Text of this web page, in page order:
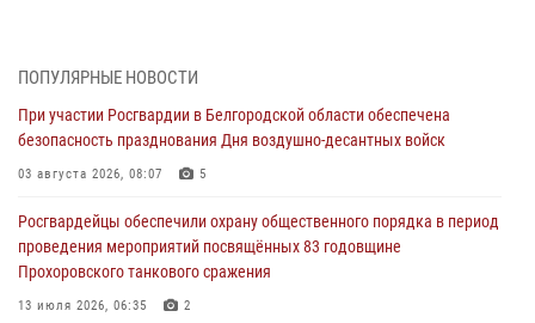
Подвиги героев‑росгвардейцев увековечили в новой музейной
экспозиции белгородского музея‑диорамы «Курская битва.
06 августа 2026, 12:05 3
В Белгороде росгвардейцы проверяют готовность спортивных школ
областного центра к новому учебному году
ПОПУЛЯРНЫЕ НОВОСТИ
При участии Росгвардии в Белгородской области обеспечена
безопасность празднования Дня воздушно-десантных войск
03 августа 2026, 08:07 5
Росгвардейцы обеспечили охрану общественного порядка в период
проведения мероприятий посвящённых 83 годовщине
Прохоровского танкового сражения
13 июля 2026, 06:35 2